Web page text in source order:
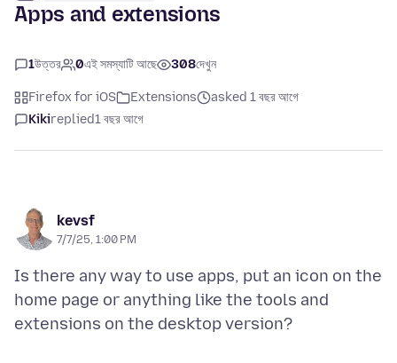
Apps and extensions
1উত্তর 0এই সমস্যাটি আছে 308দেখুন
Firefox for iOS Extensions
asked 1 বছর আগে
Kikireplied1 বছর আগে
kevsf
7/7/25, 1:00 PM
Is there any way to use apps, put an icon on the
home page or anything like the tools and